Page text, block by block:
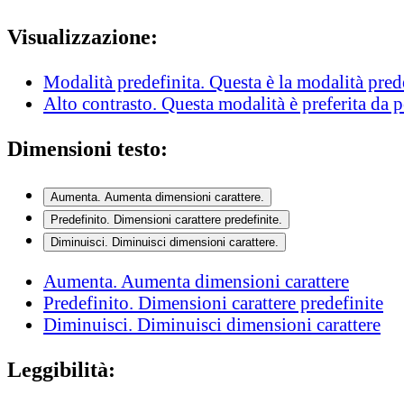
Visualizzazione:
Modalità predefinita. Questa è la modalità
Alto contrasto. Questa modalità è preferita da
Dimensioni testo:
Aumenta . Aumenta dimensioni carattere.
Predefinito . Dimensioni carattere predefinite.
Diminuisci . Diminuisci dimensioni carattere.
Aumenta . Aumenta dimensioni carattere
Predefinito . Dimensioni carattere predefinite
Diminuisci . Diminuisci dimensioni carattere
Leggibilità: